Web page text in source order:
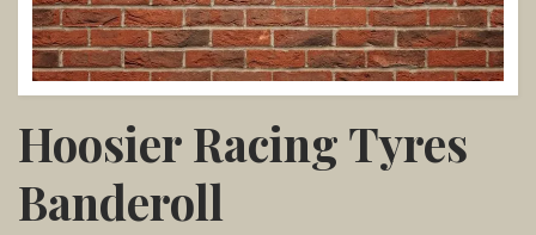
Hoosier Racing Tyres
Banderoll